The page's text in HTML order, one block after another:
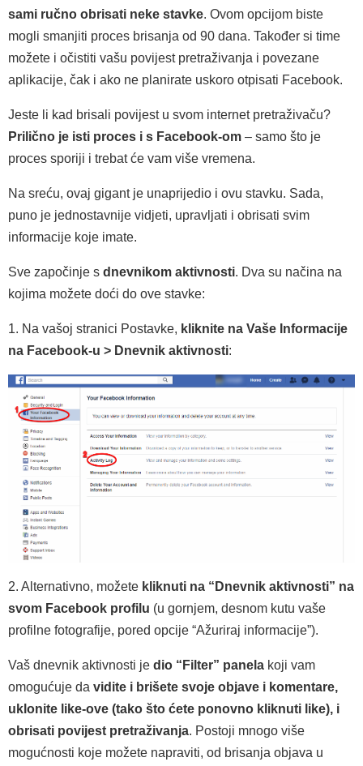
sami ručno obrisati neke stavke. Ovom opcijom biste
mogli smanjiti proces brisanja od 90 dana. Također si time
možete i očistiti vašu povijest pretraživanja i povezane
aplikacije, čak i ako ne planirate uskoro otpisati Facebook.
Jeste li kad brisali povijest u svom internet pretraživaču?
Prilično je isti proces i s Facebook-om – samo što je
proces sporiji i trebat će vam više vremena.
Na sreću, ovaj gigant je unaprijedio i ovu stavku. Sada,
puno je jednostavnije vidjeti, upravljati i obrisati svim
informacije koje imate.
Sve započinje s dnevnikom aktivnosti. Dva su načina na
kojima možete doći do ove stavke:
1. Na vašoj stranici Postavke, kliknite na Vaše Informacije
na Facebook-u > Dnevnik aktivnosti:
2. Alternativno, možete kliknuti na “Dnevnik aktivnosti” na
svom Facebook profilu (u gornjem, desnom kutu vaše
profilne fotografije, pored opcije “Ažuriraj informacije”).
Vaš dnevnik aktivnosti je dio “Filter” panela koji vam
omogućuje da vidite i brišete svoje objave i komentare,
uklonite like-ove (tako što ćete ponovno kliknuti like), i
obrisati povijest pretraživanja. Postoji mnogo više
mogućnosti koje možete napraviti, od brisanja objava u